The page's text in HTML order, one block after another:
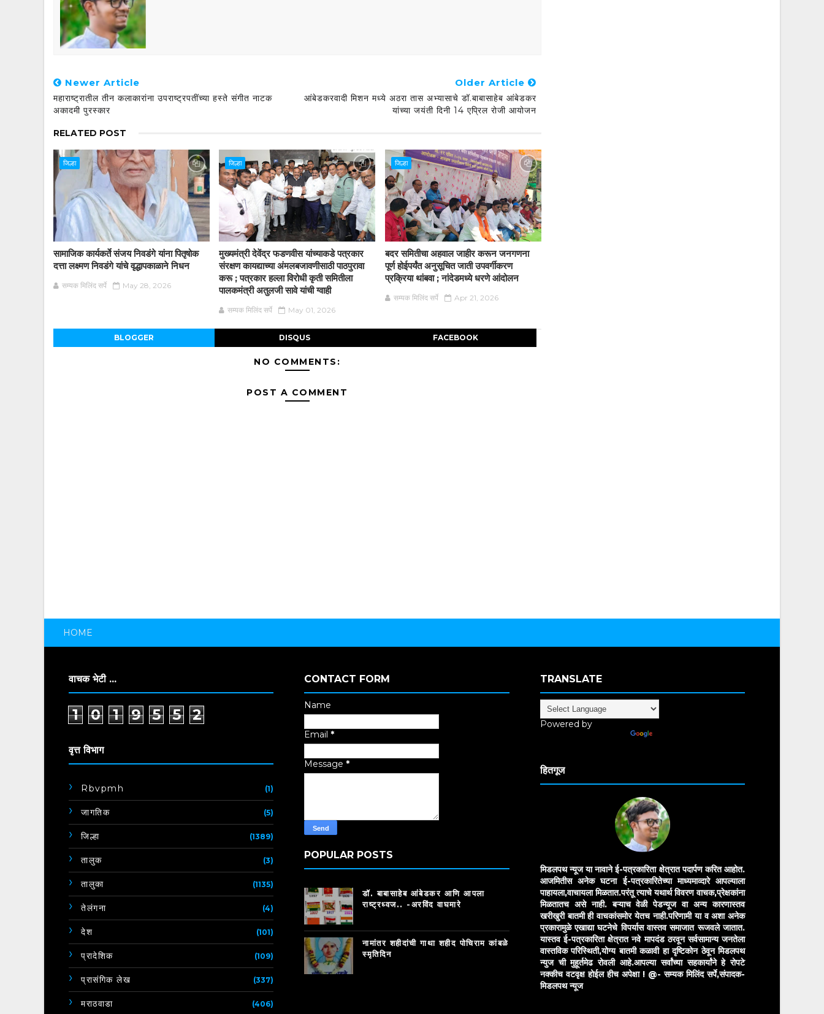
Newer Article
महाराष्ट्रातील तीन कलाकारांना उपराष्ट्रपतींच्या हस्ते संगीत नाटक
अकादमी पुरस्कार
Older Article
आंबेडकरवादी मिशन मध्ये अठरा तास अभ्यासाचे डॉ.बाबासाहेब आंबेडकर
यांच्या जयंती दिनी 14 एप्रिल रोजी आयोजन
RELATED POST
जिल्हा
सामाजिक कार्यकर्ते संजय निवडंगे यांना पितृषोक
दत्ता लक्ष्मण निवडंगे यांचे वृद्धापकाळाने निधन
सम्यक मिलिंद सर्पे May 28, 2026
जिल्हा
मुख्यमंत्री देवेंद्र फडणवीस यांच्याकडे पत्रकार
संरक्षण कायद्याच्या अंमलबजावणीसाठी पाठपुरावा
करू ; पत्रकार हल्ला विरोधी कृती समितीला
पालकमंत्री अतुलजी सावे यांची ग्वाही
सम्यक मिलिंद सर्पे May 01, 2026
जिल्हा
बदर समितीचा अहवाल जाहीर करून जनगणना
पूर्ण होईपर्यंत अनुसूचित जाती उपवर्गीकरण
प्रक्रिया थांबवा ; नांदेडमध्ये धरणे आंदोलन
सम्यक मिलिंद सर्पे Apr 21, 2026
BLOGGER DISQUS FACEBOOK
NO COMMENTS:
POST A COMMENT
HOME
वाचक भेटी ...
1 0 1 9 5 5 2
वृत्त विभाग
Rbvpmh (1)
जागतिक (5)
जिल्हा (1389)
तालुक (3)
तालुका (1135)
तेलंगना (4)
देश (101)
प्रादेशिक (109)
प्रासंगिक लेख (337)
मराठवाडा (406)
CONTACT FORM
Name
Email *
Message *
POPULAR POSTS
डॉ. बाबासाहेब आंबेडकर आणि आपला
राष्ट्रध्वज.. -अरविंद वाघमारे
नामांतर शहीदांची गाथा शहीद पोचिराम कांबळे
स्मृतिदिन
TRANSLATE
Powered by
हितगूज
मिडलपथ न्यूज या नावाने ई-पत्रकारिता क्षेत्रात पदार्पण करित आहोत.
आजमितीस अनेक घटना ई-पत्रकारितेच्या माध्यमाव्दारे आपल्याला
पाहायला,वाचायला मिळतात.परंतू त्याचे यथार्थ विवरण वाचक,प्रेक्षकांना
मिळतातच असे नाही. बऱ्याच वेळी पेडन्यूज वा अन्य कारणास्तव
खरीखुरी बातमी ही वाचकांसमोर येतच नाही.परिणामी या व अशा अनेक
प्रकारामुळे एखाद्या घटनेचे विपर्यास वास्तव समाजात रूजवले जातात.
यास्तव ई-पत्रकारिता क्षेत्रात नवे मापदंड ठरवून सर्वसामान्य जनतेला
वास्तविक परिस्थिती,योग्य बातमी कळावी हा दृष्टिकोन ठेवून मिडलपथ
न्युज ची मुहूर्तमेढ रोवली आहे.आपल्या सर्वांच्या सहकार्यांने हे रोपटे
नक्कीच वटवृक्ष होईल हीच अपेक्षा ! @- सम्यक मिलिंद सर्पे,संपादक-
मिडलपथ न्यूज